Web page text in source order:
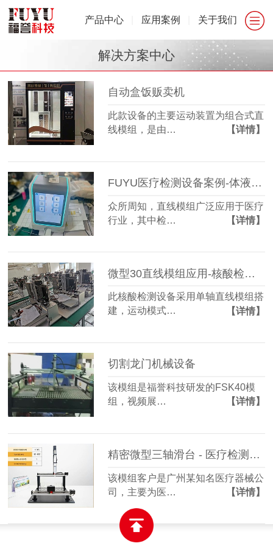
产品中心 应用案例 关于我们
解决方案中心
自动盒饭贩卖机
此款设备的主要运动装置为组合式直
线模组，是由…
【详情】
FUYU医疗检测设备案例-体液检测设备
众所周知，直线模组广泛应用于医疗
行业，其中检…
【详情】
微型30直线模组应用-核酸检测设备
此核酸检测设备采用单轴直线模组搭
建，运动模式…
【详情】
切割龙门机械设备
该模组是福誉科技研发的FSK40模
组，视频展…
【详情】
精密微型三轴滑台 - 医疗检测仪器设备
该模组客户是广州某知名医疗器械公
司，主要为医…
【详情】